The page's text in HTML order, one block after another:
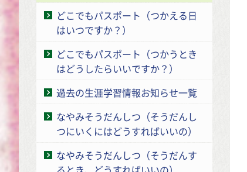
どこでもパスポート（つかえる日
はいつですか？）
どこでもパスポート（つかうとき
はどうしたらいいですか？）
過去の生涯学習情報お知らせ一覧
なやみそうだんしつ（そうだんし
つにいくにはどうすればいいの）
なやみそうだんしつ（そうだんす